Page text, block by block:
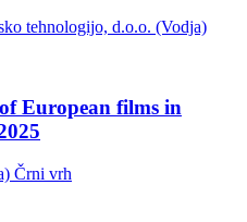
tehnologijo, d.o.o. (Vodja)
European films in
Črni vrh